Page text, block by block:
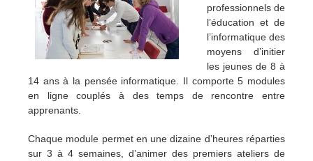
professionnels de
l’éducation et de
l’informatique des
moyens d’initier
les jeunes de 8 à
14 ans à la pensée informatique. Il comporte 5 modules
en ligne couplés à des temps de rencontre entre
apprenants.
Chaque module permet en une dizaine d’heures réparties
sur 3 à 4 semaines, d’animer des premiers ateliers de